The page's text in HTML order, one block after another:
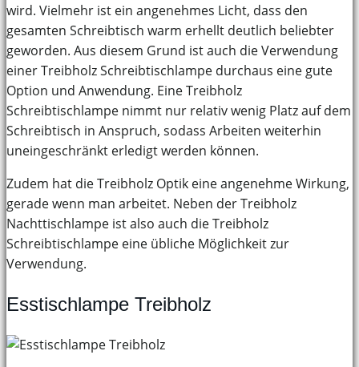
wird. Vielmehr ist ein angenehmes Licht, dass den
gesamten Schreibtisch warm erhellt deutlich beliebter
geworden. Aus diesem Grund ist auch die Verwendung
einer Treibholz Schreibtischlampe durchaus eine gute
Option und Anwendung. Eine Treibholz
Schreibtischlampe nimmt nur relativ wenig Platz auf dem
Schreibtisch in Anspruch, sodass Arbeiten weiterhin
uneingeschränkt erledigt werden können.
Zudem hat die Treibholz Optik eine angenehme Wirkung,
gerade wenn man arbeitet. Neben der Treibholz
Nachttischlampe ist also auch die Treibholz
Schreibtischlampe eine übliche Möglichkeit zur
Verwendung.
Esstischlampe Treibholz